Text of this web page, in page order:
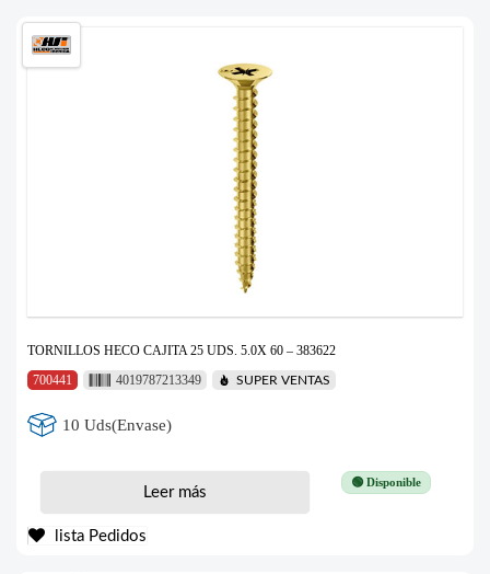
TORNILLOS HECO CAJITA 25 UDS. 5.0X 60 – 383622
700441
4019787213349 SUPER VENTAS
10 Uds(Envase)
🟢 Disponible
Leer más
lista Pedidos